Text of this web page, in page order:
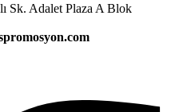
Sk. Adalet Plaza A Blok